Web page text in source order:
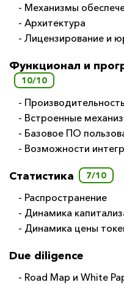
- Механизмы
- Архитектура
- Лицензирование и
Функционал и
10/10
-
- Встроенные
- Базовое ПО
- Возможности
Статистика 7/10
- Распространение
- Динамика
- Динамика цены
Due diligence
- Road Map и White